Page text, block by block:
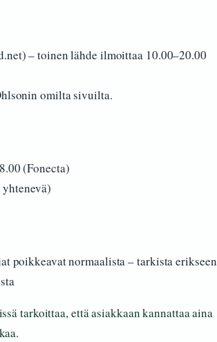
– toinen lähde ilmoittaa 10.00–20.00
omilta sivuilta.
(Fonecta)
poikkeavat normaalista – tarkista erikseen
tarkoittaa, että asiakkaan kannattaa aina